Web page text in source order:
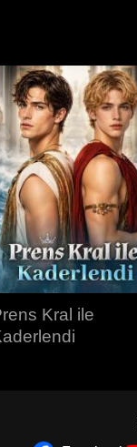
Kral ile